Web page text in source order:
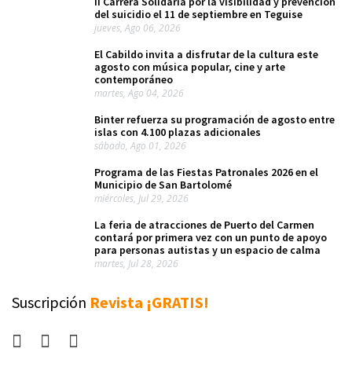
del suicidio el 11 de septiembre en Teguise
jueves, Ago 06, 2026
El Cabildo invita a disfrutar de la cultura este
agosto con música popular, cine y arte
contemporáneo
martes, Ago 04, 2026
Binter refuerza su programación de agosto entre
islas con 4.100 plazas adicionales
sábado, Ago 01, 2026
Programa de las Fiestas Patronales 2026 en el
Municipio de San Bartolomé
miércoles, Jul 29, 2026
La feria de atracciones de Puerto del Carmen
contará por primera vez con un punto de apoyo
para personas autistas y un espacio de calma
martes, Jul 28, 2026
Suscripción Revista ¡GRATIS!